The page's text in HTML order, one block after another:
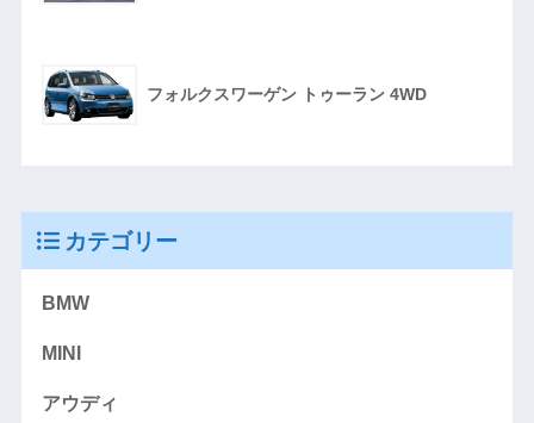
フォルクスワーゲン トゥーラン 4WD
カテゴリー
BMW
MINI
アウディ